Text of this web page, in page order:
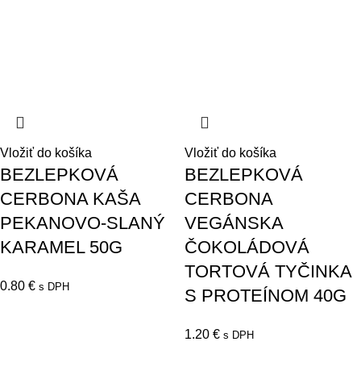
Vložiť do košíka
BEZLEPKOVÁ
CERBONA KAŠA
PEKANOVO-SLANÝ
KARAMEL 50G
0.80 € s DPH
Vložiť do košíka
BEZLEPKOVÁ
CERBONA
VEGÁNSKA
ČOKOLÁDOVÁ
TORTOVÁ TYČINKA
S PROTEÍNOM 40G
1.20 € s DPH